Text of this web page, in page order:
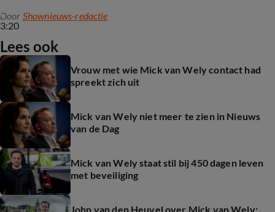
3:20
Door Shownieuws-redactie
Lees ook
Vrouw met wie Mick van Wely contact had
spreekt zich uit
Mick van Wely niet meer te zien in Nieuws
van de Dag
Mick van Wely staat stil bij 450 dagen leven
met beveiliging
John van den Heuvel over Mick van Wely: